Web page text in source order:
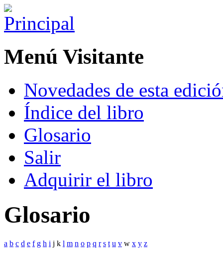
Menú Visitante
Novedades de esta
Índice del libro
Glosario
Salir
Adquirir el libro
Glosario
a b c d e f g h i j k l m n o p q r s t u v w x y z